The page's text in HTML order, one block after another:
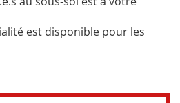
est disponible pour les